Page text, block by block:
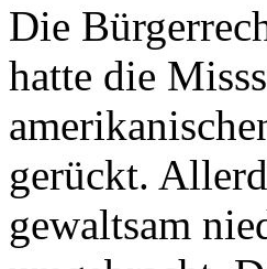
Die
hatte die
gerückt.
gewaltsam